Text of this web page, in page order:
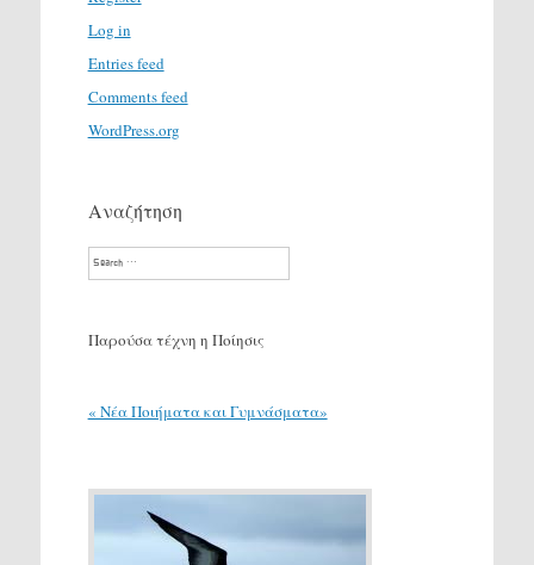
Log in
Entries feed
Comments feed
WordPress.org
Αναζήτηση
Search
Παρούσα τέχνη η Ποίησις
« Νέα Ποιήματα και Γυμνάσματα»